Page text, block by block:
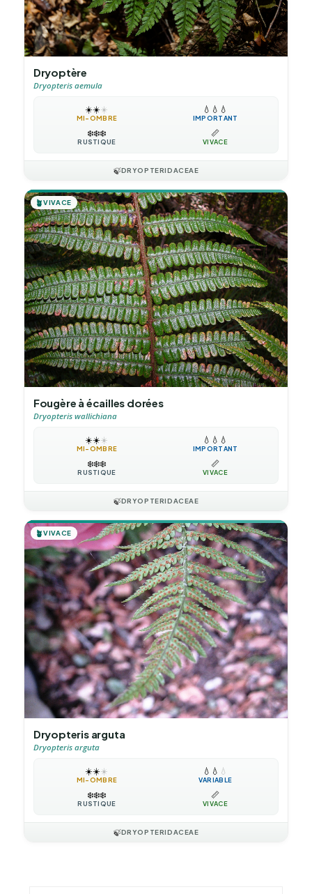
Dryoptère
Dryopteris aemula
☀️☀️☀️
MI-OMBRE
💧 💧 💧
IMPORTANT
❄️❄️❄️
RUSTIQUE
📏
VIVACE
🍃DRYOPTERIDACEAE
🪴VIVACE
Fougère à écailles dorées
Dryopteris wallichiana
☀️☀️☀️
MI-OMBRE
💧 💧 💧
IMPORTANT
❄️❄️❄️
RUSTIQUE
📏
VIVACE
🍃DRYOPTERIDACEAE
🪴VIVACE
Dryopteris arguta
Dryopteris arguta
☀️☀️☀️
MI-OMBRE
💧 💧 💧
VARIABLE
❄️❄️❄️
RUSTIQUE
📏
VIVACE
🍃DRYOPTERIDACEAE